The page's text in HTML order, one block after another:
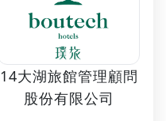
14大湖旅館管理顧問
股份有限公司